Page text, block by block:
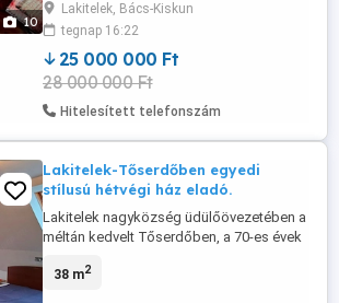
10
helyezkedik el. Az épület földszintjén
napfényes, nagy üvegfelületekkel készült
előszobába érkezünk. Innen lépünk ...
Lakitelek, Bács-Kiskun
tegnap 16:22
25 000 000 Ft
28 000 000 Ft
Hitelesített telefonszám
Lakitelek-Tőserdőben egyedi
stílusú hétvégi ház eladó.
Lakitelek nagyközség üdülőövezetében a
méltán kedvelt Tőserdőben, a 70-es évek
ajánlott. Az épület beton alapokon áll, 38-
38 m2